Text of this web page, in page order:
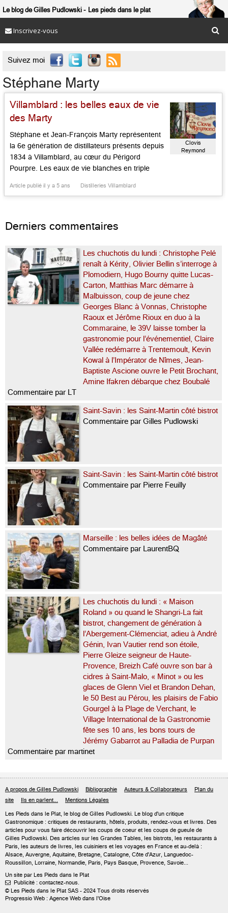
Le blog de Gilles Pudlowski Les pieds dans le plat
Inscrivez-vous
Suivez moi 
Stéphane Marty
Villamblard : les belles eaux de vie
des Marty
Stéphane et Jean-François Marty représentent
la 6e génération de distillateurs présents depuis
1834 à Villamblard, au cœur du Périgord
Pourpre. Les eaux de vie blanches en triple
liqueurs douces de fruits venus des vergers
apéros […]...
Article publié il y a 5 ans Distilleries Villamblard
Clovis
Reymond
Derniers commentaires
Les chuchotis du lundi : Christophe Pelé
renaît à Kérity, Olivier Bellin s’interroge à
Plomodiern, Hugo Bourny quitte Lucas-
Carton, Matthias Marc démarre à
Malbuisson, coup de jeune chez
Georges Blanc à Vonnas, Christophe
Raoux et Jérôme Rioux en duo à la
Commaraine, le 39V laisse tomber la
gastronomie pour l’événementiel, Claire
Vallée redémarre à Trentemoult, Kevin
Kowal à l’Impérator de Nîmes, Jean-
Baptiste Ascione ouvre le Petit Brochant,
Amine Ifakren débarque chez Boubalé
Commentaire par LT
Saint-Savin : les Saint-Martin côté bistrot
Commentaire par Gilles Pudlowski
Saint-Savin : les Saint-Martin côté bistrot
Commentaire par Pierre Feuilly
Marseille : les belles idées de Magâté
Commentaire par LaurentBQ
Les chuchotis du lundi : « Maison
Roland » ou quand le Shangri-La fait
bistrot, changement de génération à
l’Abergement-Clémenciat, adieu à André
Génin, Ivan Vautier rend son étoile,
Pierre Gleize seigneur de Haute-
Provence, Breizh Café ouvre son bar à
cidres à Saint-Malo, « Minot » ou les
glaces de Glenn Viel et Brandon Dehan,
le 50 Best au Pérou, les plaisirs de Fabio
Gourgel à la Plage de Verchant, le
Village International de la Gastronomie
fête ses 10 ans, les bons tours de
Jérémy Gabarrot au Palladia de Purpan
Commentaire par martinet
A propos de Gilles Pudlowski Bibliographie Auteurs & Collaborateurs
Plan du
site
Ils en parlent... Mentions Légales
Les Pieds dans le Plat, le blog de Gilles Pudlowski. Le blog d'un critique
Gastronomique : critiques de restaurants, hôtels, produits, rendez-vous et livres. Des
articles pour vous faire découvrir les coups de coeur et les coups de gueule de
Gilles Pudlowski. Des articles sur les Grandes Tables, les bistrots, les restaurants à
Paris, les auteurs de livres, les cuisiniers et les voyages en France et au-delà :
Alsace, Auvergne, Aquitaine, Bretagne, Catalogne, Côte d'Azur, Languedoc-
Roussillon, Lorraine, Normandie, Paris, Pays Basque, Provence, Savoie...
Un site par Les Pieds dans le Plat
 Publicité : contactez-nous.
© Les Pieds dans le Plat SAS - 2024 Tous droits réservés
Progressio Web : Agence Web dans l'Oise